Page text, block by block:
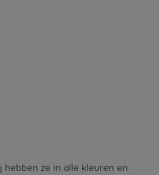
hebben ze in alle kleuren en